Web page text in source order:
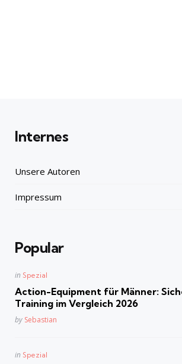
Internes
Unsere Autoren
Impressum
Popular
Posted
in Spezial
Action-Equipment für Männer:
Training im Vergleich 2026
Posted
by Sebastian
Posted
in Spezial